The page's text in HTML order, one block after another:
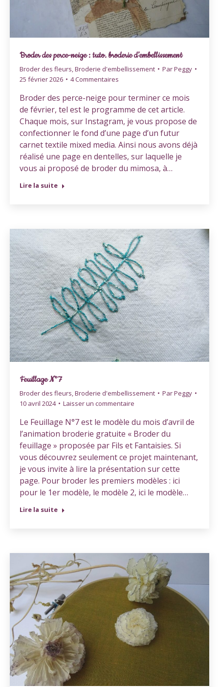
Broder des perce-neige : tuto. broderie d’embellissement
Broder des fleurs,Broderie d'embellissement ParPeggy
25 février 2026
4 Commentaires
Broder des perce-neige pour terminer ce mois
de février, tel est le programme de cet article.
Chaque mois, sur Instagram, je vous propose de
confectionner le fond d’une page d’un futur
carnet textile mixed media. Ainsi nous avons déjà
réalisé une page en dentelles, sur laquelle je
vous ai proposé de broder du mimosa, à…
Lire la suite
Feuillage N°7
Broder des fleurs,Broderie d'embellissement ParPeggy
10 avril 2024
Laisser un commentaire
Le Feuillage N°7 est le modèle du mois d’avril de
l’animation broderie gratuite « Broder du
feuillage » proposée par Fils et Fantaisies. Si
vous découvrez seulement ce projet maintenant,
je vous invite à lire la présentation sur cette
page. Pour broder les premiers modèles : ici
pour le 1er modèle, le modèle 2, ici le modèle…
Lire la suite